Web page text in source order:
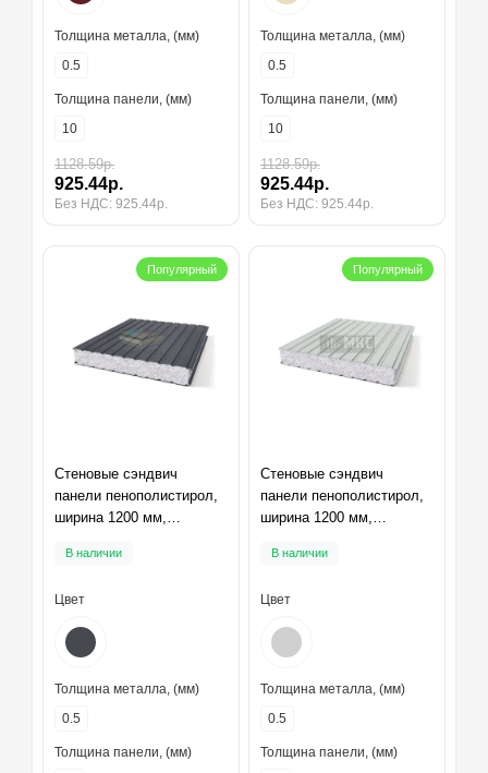
Толщина металла, (мм)
0.5
Толщина панели, (мм)
10
1128.59р.
925.44р.
Без НДС: 925.44р.
Толщина металла, (мм)
0.5
Толщина панели, (мм)
10
1128.59р.
925.44р.
Без НДС: 925.44р.
Популярный
Стеновые сэндвич
панели пенополистирол,
ширина 1200 мм,
В наличии
Цвет
Толщина металла, (мм)
0.5
Толщина панели, (мм)
Популярный
Стеновые сэндвич
панели пенополистирол,
ширина 1200 мм,
В наличии
Цвет
Толщина металла, (мм)
0.5
Толщина панели, (мм)